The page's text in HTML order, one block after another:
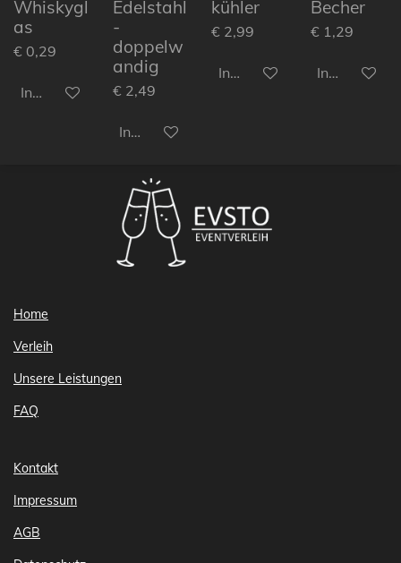
Whiskygl
as
€ 0,29
In den Warenkorb
Edelstahl
-
doppelw
andig
€ 2,49
In den Warenkorb
kühler
€ 2,99
In den Warenkorb
Becher
€ 1,29
In den
Home
Verleih
Unsere Leistungen
FAQ
Kontakt
Impressum
AGB